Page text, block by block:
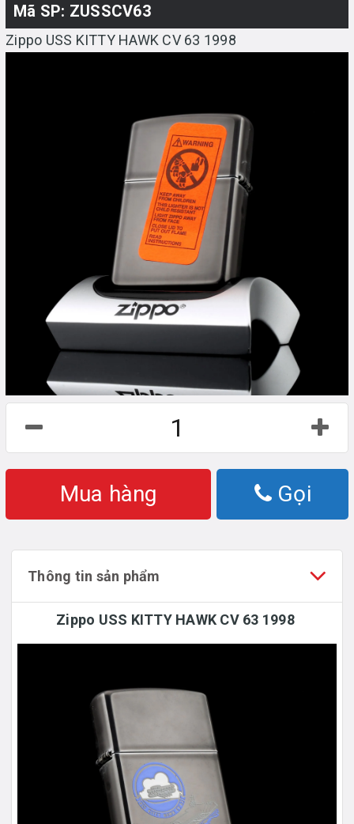
Mã SP: ZUSSCV63
Zippo USS KITTY HAWK CV 63 1998
Mua hàng Gọi
Thông tin sản phẩm
Zippo USS KITTY HAWK CV 63 1998